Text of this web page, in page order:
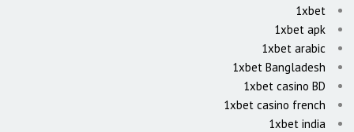
1xbet
1xbet apk
1xbet arabic
1xbet Bangladesh
1xbet casino BD
1xbet casino french
1xbet india